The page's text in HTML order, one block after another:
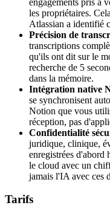
les propriétaires.
Atlassian a identifié
Précision de
transcriptions
qu'ils ont dit sur le
recherche de 5
dans la mémoire.
Intégration native
se synchronisent
Notion que vous
réception, pas
Confidentialité
juridique, clinique,
enregistrées d'abord
le cloud avec un
jamais l'IA avec ces
Tarifs